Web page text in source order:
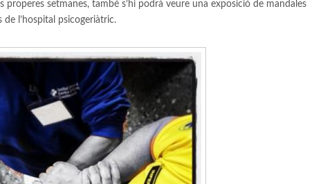
properes setmanes, també s’hi podrà veure una exposició de mandales
de l’hospital psicogeriàtric.